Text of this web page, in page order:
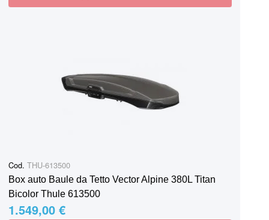
Cod. THU-613500
Box auto Baule da Tetto Vector Alpine 380L Titan
Bicolor Thule 613500
1.549,00 €